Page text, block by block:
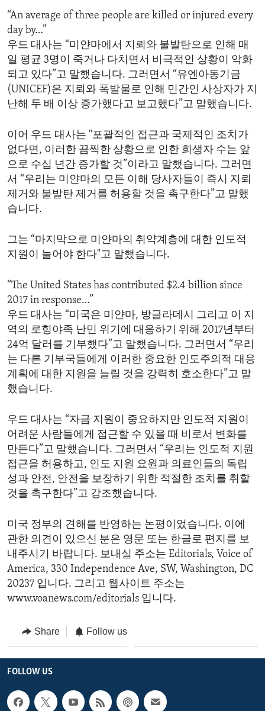
“An average of three people are killed or injured every
day by…”
우드 대사는 “미얀마에서 지뢰와 불발탄으로 인해 매
일 평균 3명이 죽거나 다치면서 비극적인 상황이 악화
되고 있다”고 말했습니다. 그러면서 “유엔아동기금
(UNICEF)은 지뢰와 폭발물로 인해 민간인 사상자가 지
난해 두 배 이상 증가했다고 보고했다”고 말했습니다.
이어 우드 대사는 "포괄적인 접근과 국제적인 조치가
없다면, 이러한 끔찍한 상황으로 인한 희생자 수는 앞
으로 수십 년간 증가할 것”이라고 말했습니다. 그러면
서 “우리는 미얀마의 모든 이해 당사자들이 즉시 지뢰
제거와 불발탄 제거를 허용할 것을 촉구한다”고 말했
습니다.
그는 “마지막으로 미얀마의 취약계층에 대한 인도적
지원이 늘어야 한다"고 말했습니다.
“The United States has contributed $2.4 billion since
2017 in response…”
우드 대사는 “미국은 미얀마, 방글라데시 그리고 이 지
역의 로힝야족 난민 위기에 대응하기 위해 2017년부터
24억 달러를 기부했다”고 말했습니다. 그러면서 “우리
는 다른 기부국들에게 이러한 중요한 인도주의적 대응
계획에 대한 지원을 늘릴 것을 강력히 호소한다”고 말
했습니다.
우드 대사는 “자금 지원이 중요하지만 인도적 지원이
어려운 사람들에게 접근할 수 있을 때 비로서 변화를
만든다”고 말했습니다. 그러면서 “우리는 인도적 지원
접근을 허용하고, 인도 지원 요원과 의료인들의 독립
성과 안전, 안전을 보장하기 위한 적절한 조치를 취할
것을 촉구한다”고 강조했습니다.
미국 정부의 견해를 반영하는 논평이었습니다. 이에
관한 의견이 있으신 분은 영문 또는 한글로 편지를 보
내주시기 바랍니다. 보내실 주소는 Editorials, Voice of
America, 330 Independence Ave, SW, Washington, DC
20237 입니다. 그리고 웹사이트 주소는
www.voanews.com/editorials 입니다.
Share Follow us
FOLLOW US